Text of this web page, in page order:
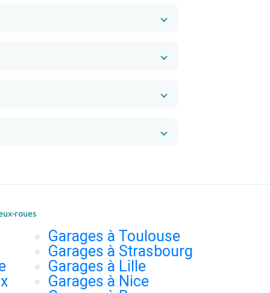
roues
Garages à Toulouse
Garages à Strasbourg
Garages à Lille
Garages à Nice